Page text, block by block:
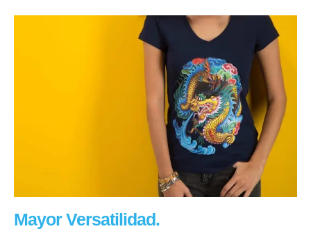
Mayor Versatilidad.